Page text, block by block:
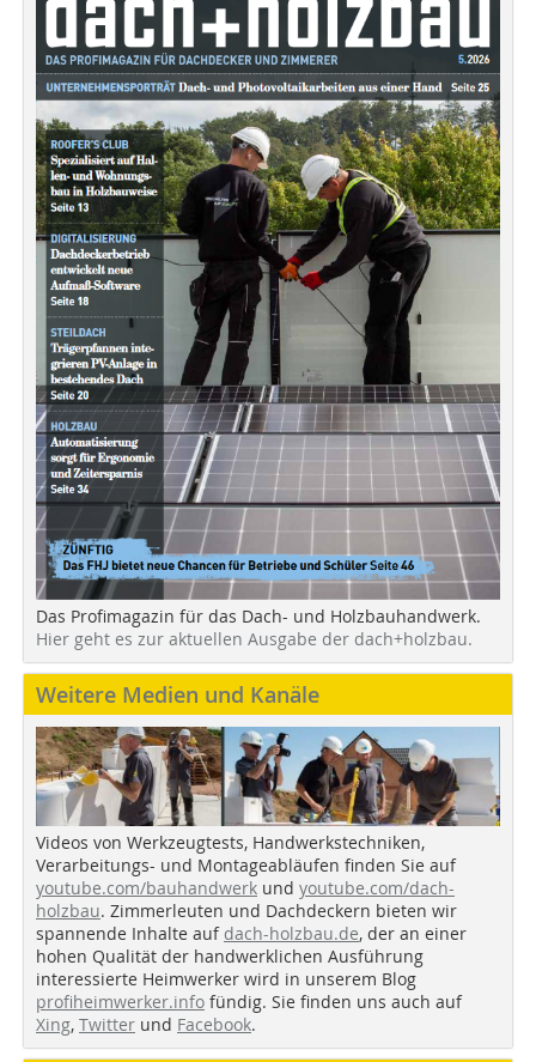
Das Profimagazin für das Dach- und Holzbauhandwerk.
Hier geht es zur aktuellen Ausgabe der dach+holzbau.
Weitere Medien und Kanäle
Videos von Werkzeugtests, Handwerkstechniken,
Verarbeitungs- und Montageabläufen finden Sie auf
youtube.com/bauhandwerk und youtube.com/dach-
holzbau. Zimmerleuten und Dachdeckern bieten wir
spannende Inhalte auf dach-holzbau.de, der an einer
hohen Qualität der handwerklichen Ausführung
interessierte Heimwerker wird in unserem Blog
profiheimwerker.info fündig. Sie finden uns auch auf
Xing, Twitter und Facebook.